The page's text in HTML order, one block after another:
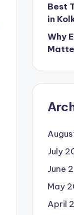
Best
in
Why
July
June
May
April